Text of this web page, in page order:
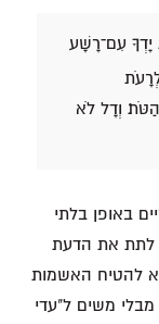
עִם־רָשָׁע
וְדָל לֹא
באופן בלתי
לתת את הדעת
לעמו לא להטיח האשמות
משים ל"עדי